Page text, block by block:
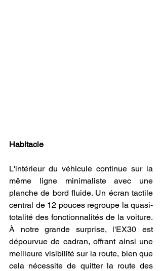
Habitacle
L'intérieur du véhicule continue sur la
même ligne minimaliste avec une
planche de bord fluide. Un écran tactile
central de 12 pouces regroupe la quasi-
totalité des fonctionnalités de la voiture.
À notre grande surprise, l'EX30 est
dépourvue de cadran, offrant ainsi une
meilleure visibilité sur la route, bien que
cela nécessite de quitter la route des